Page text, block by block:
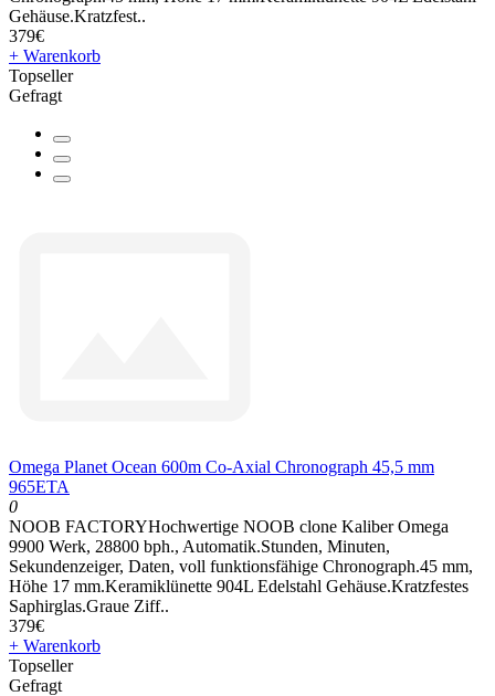
Gehäuse.Kratzfest..
379€
+ Warenkorb
Topseller
Gefragt
Omega Planet Ocean 600m Co-Axial Chronograph 45,5 mm
965ETA
0
NOOB FACTORYHochwertige NOOB clone Kaliber Omega
9900 Werk, 28800 bph., Automatik.Stunden, Minuten,
Sekundenzeiger, Daten, voll funktionsfähige Chronograph.45 mm,
Höhe 17 mm.Keramiklünette 904L Edelstahl Gehäuse.Kratzfestes
Saphirglas.Graue Ziff..
379€
+ Warenkorb
Topseller
Gefragt